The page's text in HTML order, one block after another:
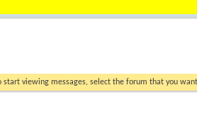
start viewing messages, select the forum that you